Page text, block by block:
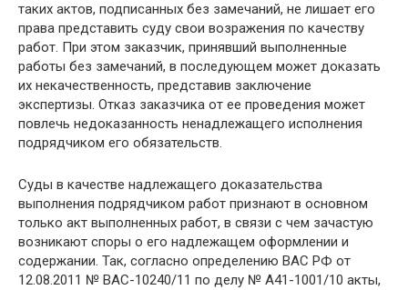
таких актов, подписанных без замечаний, не лишает его
права представить суду свои возражения по качеству
работ. При этом заказчик, принявший выполненные
работы без замечаний, в последующем может доказать
их некачественность, представив заключение
экспертизы. Отказ заказчика от ее проведения может
повлечь недоказанность ненадлежащего исполнения
подрядчиком его обязательств.
Суды в качестве надлежащего доказательства
выполнения подрядчиком работ признают в основном
только акт выполненных работ, в связи с чем зачастую
возникают споры о его надлежащем оформлении и
содержании. Так, согласно определению ВАС РФ от
12.08.2011 № ВАС-10240/11 по делу № А41-1001/10 акты,